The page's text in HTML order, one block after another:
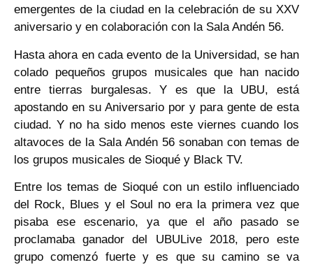
emergentes de la ciudad en la celebración de su XXV
aniversario y en colaboración con la Sala Andén 56.
Hasta ahora en cada evento de la Universidad, se han
colado pequeños grupos musicales que han nacido
entre tierras burgalesas. Y es que la UBU, está
apostando en su Aniversario por y para gente de esta
ciudad. Y no ha sido menos este viernes cuando los
altavoces de la Sala Andén 56 sonaban con temas de
los grupos musicales de Sioqué y Black TV.
Entre los temas de Sioqué con un estilo influenciado
del Rock, Blues y el Soul no era la primera vez que
pisaba ese escenario, ya que el año pasado se
proclamaba ganador del UBULive 2018, pero este
grupo comenzó fuerte y es que su camino se va